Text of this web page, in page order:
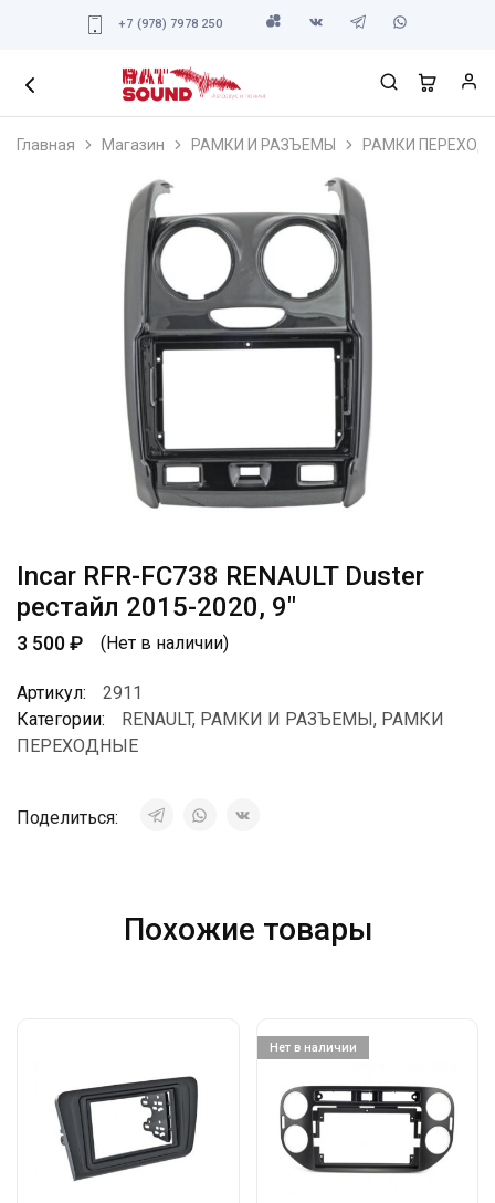
+7 (978) 7978 250
Главная Магазин РАМКИ И РАЗЪЕМЫ РАМКИ
Incar RFR-FC738 RENAULT Duster
рестайл 2015-2020, 9″
3 500₽ (Нет в наличии)
Артикул:
2911
Категории:
RENAULT, РАМКИ И РАЗЪЕМЫ, РАМКИ
ПЕРЕХОДНЫЕ
Поделиться:
Похожие товары
Нет в наличии